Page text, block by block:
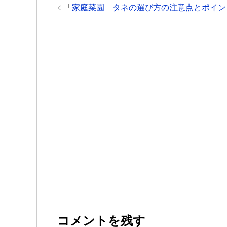
「 家庭菜園 タネの選び方の注意点とポイ
コメントを残す